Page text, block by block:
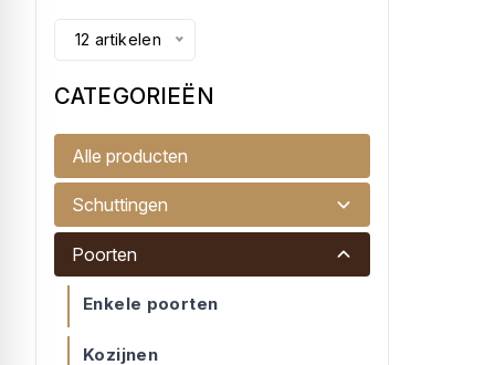
12 artikelen
CATEGORIEËN
Alle producten
Schuttingen
Poorten
Enkele poorten
Kozijnen
Duimen 16 mm
plaatduimen verzinkt voor de montag...
€ 2,50
Accessoires